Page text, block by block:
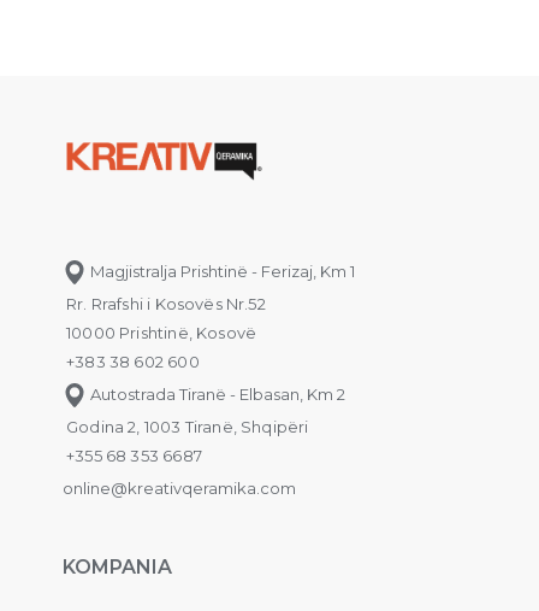
Magjistralja Prishtinë - Ferizaj, Km 1
Rr. Rrafshi i Kosovës Nr.52
10000 Prishtinë, Kosovë
+383 38 602 600
Autostrada Tiranë - Elbasan, Km 2
Godina 2, 1003 Tiranë, Shqipëri
+355 68 353 6687
online@kreativqeramika.com
KOMPANIA